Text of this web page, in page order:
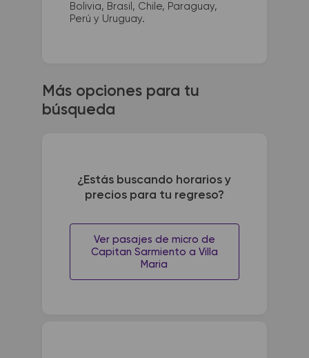
Bolivia, Brasil, Chile, Paraguay,
Perú y Uruguay.
Más opciones para tu
búsqueda
¿Estás buscando horarios y
precios para tu regreso?
Ver pasajes de micro de
Capitan Sarmiento a Villa
Maria